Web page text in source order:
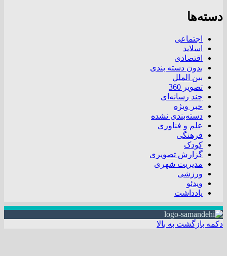
دسته‌ها
اجتماعی
اسلاید
اقتصادی
بدون دسته بندی
بین الملل
تصویر 360
چند رسانه‌ای
خبر ویژه
دسته‌بندی نشده
علم و فناوری
فرهنگی
کودک
گزارش تصویری
مدیریت شهری
ورزشی
ویدئو
یادداشت
دکمه بازگشت به بالا